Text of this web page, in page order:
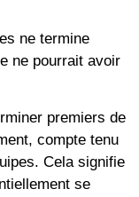
ne termine
ne pourrait avoir
premiers de
compte tenu
Cela signifie
se